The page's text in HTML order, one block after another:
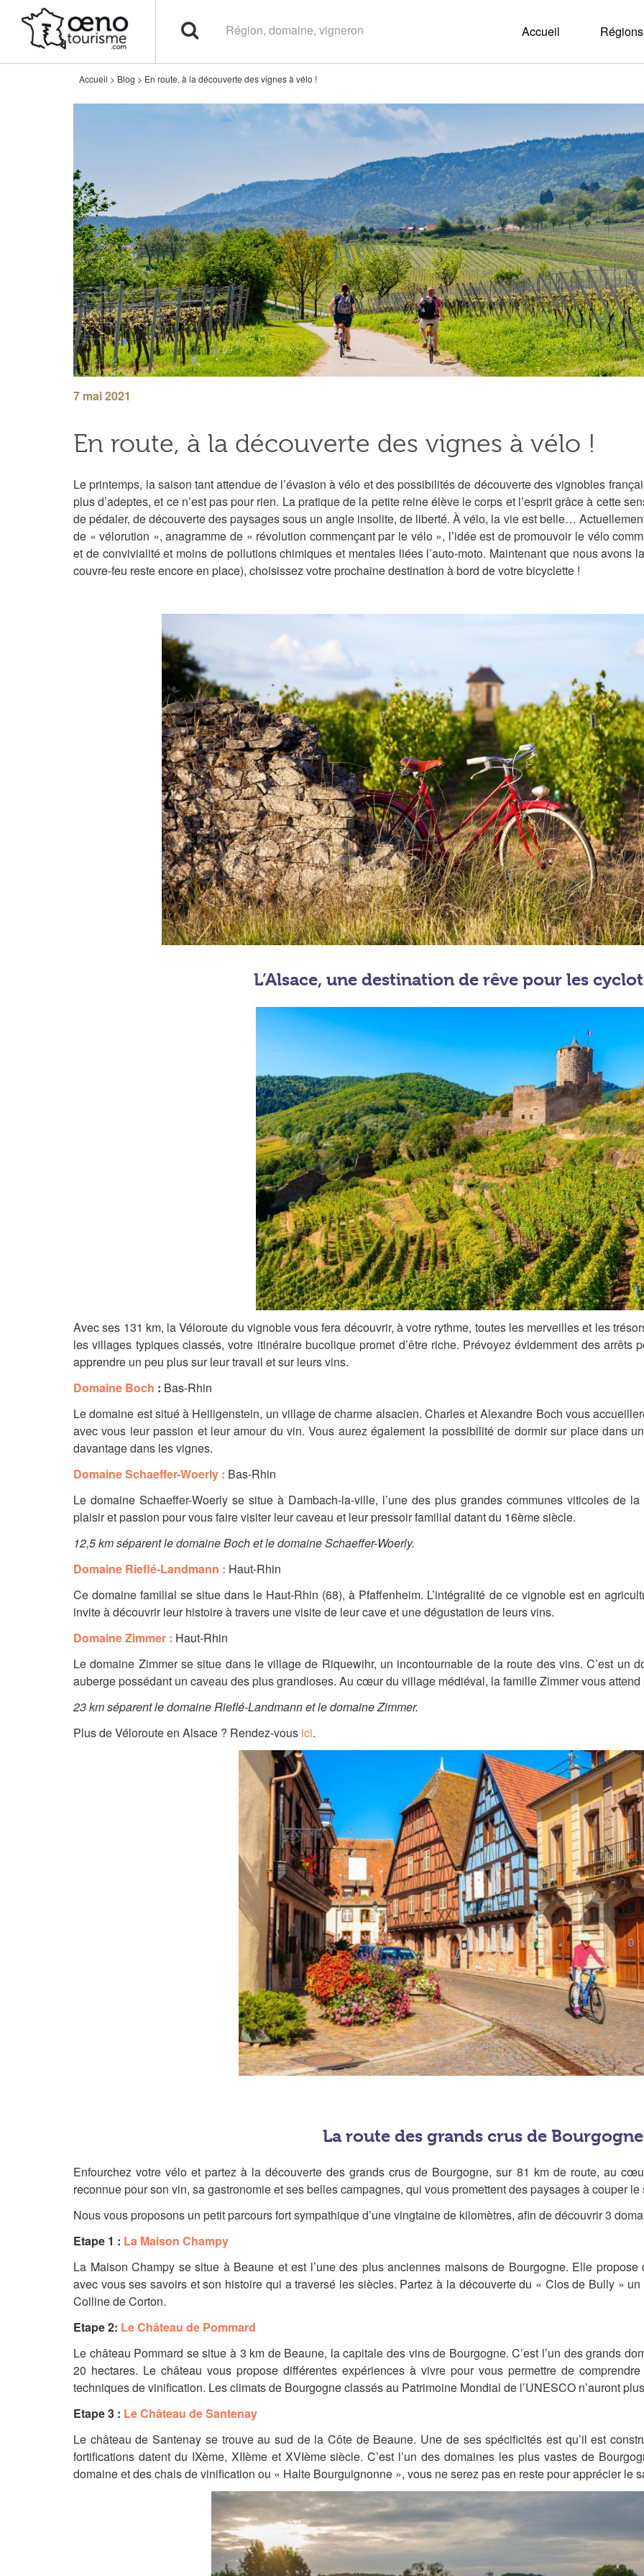
Accueil
Accueil > Blog > En route, à la découverte des vignes à vélo !
7 mai 2021
En route, à la découverte des vignes à vélo !
Le printemps, la saison tant attendue de l’évasion à vélo et des possibilités de découverte des vignobles
plus d’adeptes, et ce n’est pas pour rien. La pratique de la petite reine élève le corps et l’esprit grâce à cette
de pédaler, de découverte des paysages sous un angle insolite, de liberté. À vélo, la vie est belle…
de « vélorution », anagramme de « révolution commençant par le vélo », l’idée est de promouvoir le vélo
et de convivialité et moins de pollutions chimiques et mentales liées l’auto-moto. Maintenant que nous avons
couvre-feu reste encore en place), choisissez votre prochaine destination à bord de votre bicyclette !
L’Alsace, une destination de rêve pour les cycl
Avec ses 131 km, la Véloroute du vignoble vous fera découvrir, à votre rythme, toutes les merveilles et les
les villages typiques classés, votre itinéraire bucolique promet d’être riche. Prévoyez évidemment des arrêts
apprendre un peu plus sur leur travail et sur leurs vins.
Domaine Boch : Bas-Rhin
Le domaine est situé à Heiligenstein, un village de charme alsacien. Charles et Alexandre Boch vous
avec vous leur passion et leur amour du vin. Vous aurez également la possibilité de dormir sur place dans
davantage dans les vignes.
Domaine Schaeffer-Woerly : Bas-Rhin
Le domaine Schaeffer-Woerly se situe à Dambach-la-ville, l’une des plus grandes communes viticoles de
plaisir et passion pour vous faire visiter leur caveau et leur pressoir familial datant du 16ème siècle.
12,5 km séparent le domaine Boch et le domaine Schaeffer-Woerly.
Domaine Rieflé-Landmann : Haut-Rhin
Ce domaine familial se situe dans le Haut-Rhin (68), à Pfaffenheim. L’intégralité de ce vignoble est en
invite à découvrir leur histoire à travers une visite de leur cave et une dégustation de leurs vins.
Domaine Zimmer : Haut-Rhin
Le domaine Zimmer se situe dans le village de Riquewihr, un incontournable de la route des vins. C’est un
auberge possédant un caveau des plus grandioses. Au cœur du village médiéval, la famille Zimmer vous
23 km séparent le domaine Rieflé-Landmann et le domaine Zimmer.
Plus de Véloroute en Alsace ? Rendez-vous ici.
La route des grands crus de Bourgogne
Enfourchez votre vélo et partez à la découverte des grands crus de Bourgogne, sur 81 km de route, au
reconnue pour son vin, sa gastronomie et ses belles campagnes, qui vous promettent des paysages à couper
Nous vous proposons un petit parcours fort sympathique d’une vingtaine de kilomètres, afin de découvrir 3
Etape 1 : La Maison Champy
La Maison Champy se situe à Beaune et est l’une des plus anciennes maisons de Bourgogne. Elle
avec vous ses savoirs et son histoire qui a traversé les siècles. Partez à la découverte du « Clos de Bully »
Colline de Corton.
Etape 2: Le Château de Pommard
Le château Pommard se situe à 3 km de Beaune, la capitale des vins de Bourgogne. C’est l’un des grands
20 hectares. Le château vous propose différentes expériences à vivre pour vous permettre de
techniques de vinification. Les climats de Bourgogne classés au Patrimoine Mondial de l’UNESCO n’auront
Etape 3 : Le Château de Santenay
Le château de Santenay se trouve au sud de la Côte de Beaune. Une de ses spécificités est qu’il est
fortifications datent du IXème, XIIème et XVIème siècle. C’est l’un des domaines les plus vastes de
domaine et des chais de vinification ou « Halte Bourguignonne », vous ne serez pas en reste pour apprécier le